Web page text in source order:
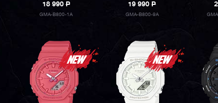
18 990P
GMA-B800-1A
19 990P
GMA-B800-9A